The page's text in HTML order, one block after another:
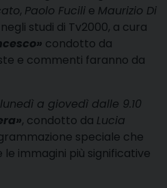
, Paolo Fucili e Maurizio Di
studi di Tv2000, a cura
condotto da
e commenti faranno da
lunedì a giovedì dalle 9.10
, condotto da Lucia
speciale che
immagini più significative